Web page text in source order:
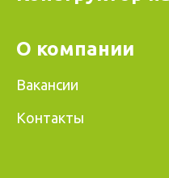
О компании
Вакансии
Контакты